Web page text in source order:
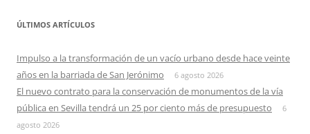
ÚLTIMOS ARTÍCULOS
Impulso a la transformación de un vacío urbano desde hace veinte
años en la barriada de San Jerónimo
6 agosto 2026
El nuevo contrato para la conservación de monumentos de la vía
pública en Sevilla tendrá un 25 por ciento más de presupuesto
6
agosto 2026